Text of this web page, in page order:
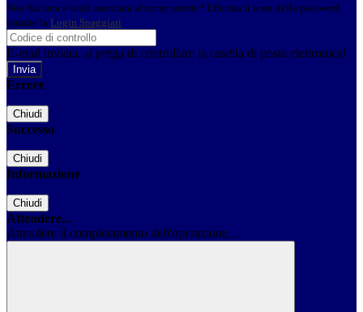
Non hai una e-mail associata al nome utente? Effettua il reset della password
tramite la Login Spaggiari
E-mail inviata, si prega di controllare la casella di posta elettronica!
Errore
Chiudi
Successo
Chiudi
Informazione
Chiudi
Attendere...
Attendere il completamento dell'operazione...